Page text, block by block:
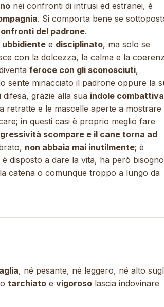
nei confronti di intrusi ed estranei, è
. Si comporta bene se
del padrone.
ubbidiente e disciplinato, ma solo se
con la dolcezza, la calma e la
feroce con gli sconosciuti,
sente minacciato il padrone oppure la
grazie alla sua indole combattiva
retratte e le mascelle aperte a mostrare
in questi casi è proprio meglio fare
scompare e il cane torna ad
non abbaia mai inutilmente; è
disposto a dare la vita, ha però
catena o comunque troppo a lungo da
, né pesante, né leggero, né alto
tarchiato e vigoroso lascia indovinare